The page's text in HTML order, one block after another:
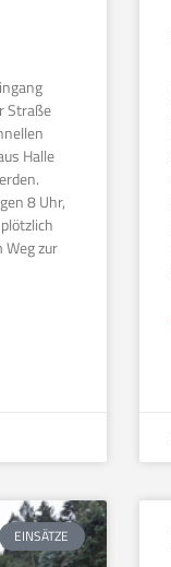
Straße
Halle
8 Uhr,
Weg zur
EINSÄTZE